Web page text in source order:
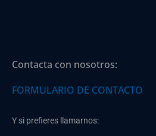
Contacta con nosotros:
FORMULARIO DE CONTACTO
Y si prefieres llamarnos: